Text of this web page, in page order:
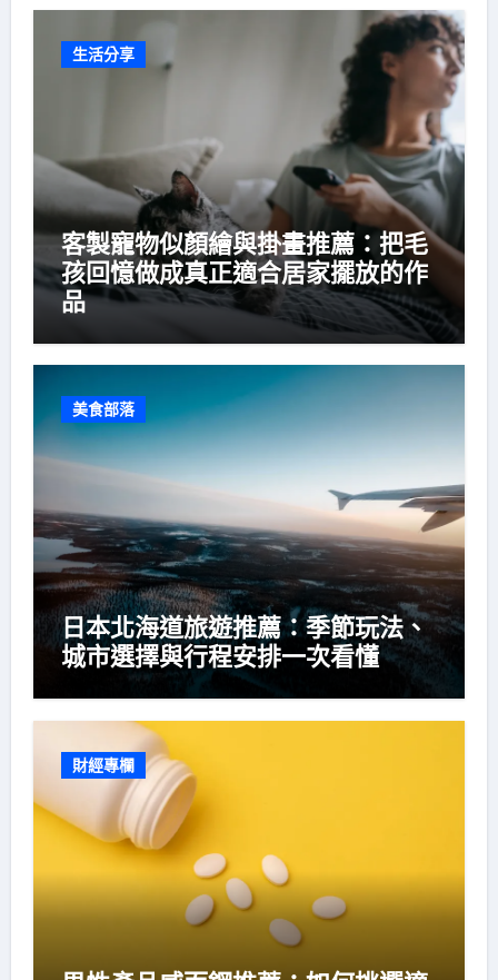
生活分享
客製寵物似顏繪與掛畫推薦：把毛
孩回憶做成真正適合居家擺放的作
品
美食部落
日本北海道旅遊推薦：季節玩法、
城市選擇與行程安排一次看懂
財經專欄